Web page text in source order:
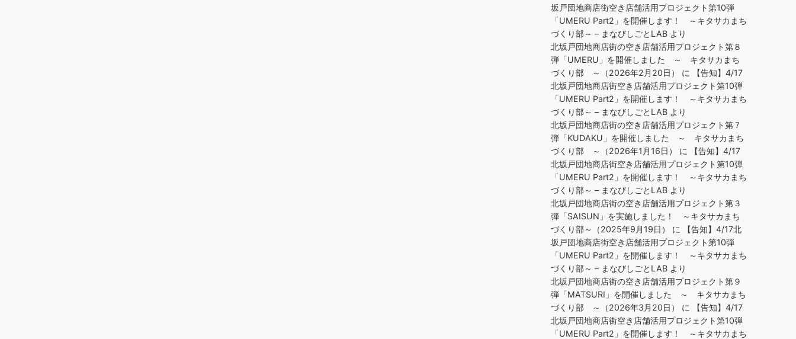
坂戸団地商店街空き店舗活用プロジェクト第10弾
「UMERU Part2」を開催します！ ～キタサカまち
づくり部～ – まなびしごとLAB より
北坂戸団地商店街の空き店舗活用プロジェクト第８
弾「UMERU」を開催しました ～ キタサカまち
づくり部 ～（2026年2月20日）
に
【告知】4/17
北坂戸団地商店街空き店舗活用プロジェクト第10弾
「UMERU Part2」を開催します！ ～キタサカまち
づくり部～ – まなびしごとLAB より
北坂戸団地商店街の空き店舗活用プロジェクト第７
弾「KUDAKU」を開催しました ～ キタサカまち
づくり部 ～（2026年1月16日）
に
【告知】4/17
北坂戸団地商店街空き店舗活用プロジェクト第10弾
「UMERU Part2」を開催します！ ～キタサカまち
づくり部～ – まなびしごとLAB より
北坂戸団地商店街の空き店舗活用プロジェクト第３
弾「SAISUN」を実施しました！ ～キタサカまち
づくり部～（2025年9月19日）
に
【告知】4/17北
坂戸団地商店街空き店舗活用プロジェクト第10弾
「UMERU Part2」を開催します！ ～キタサカまち
づくり部～ – まなびしごとLAB より
北坂戸団地商店街の空き店舗活用プロジェクト第９
弾「MATSURI」を開催しました ～ キタサカまち
づくり部 ～（2026年3月20日）
に
【告知】4/17
北坂戸団地商店街空き店舗活用プロジェクト第10弾
「UMERU Part2」を開催します！ ～キタサカまち